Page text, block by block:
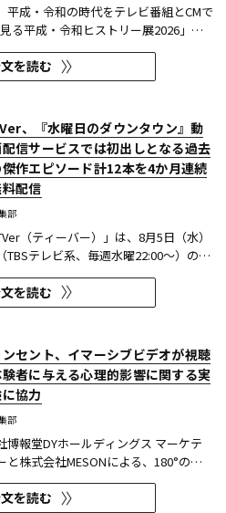
成・令和の時代をテレビ番組とCMで
る平成・令和ヒストリー展2026」を8
を読む
、『水曜日のダウンタウン』動
信サービスでは初出しとなる過去
作エピソード計12本を4か月連続
配信
部
（ティーバー）」は、8月5日（水）
テレビ系、毎週水曜22:00～）の過
12本を4か月にわたり配信する。本エ
信されるのは今回が初めてとなる。
TVerはすべて無料で見放題となっている。 『水曜日のダウンタウン...
を読む
セント、イマーシブビデオが視聴
者に与える心理的影響に関する実
協力
部
報堂DYホールディングス マーケテ
株式会社MESONによる、180°の視
マーシブビデオ）を実験刺激に用い
リント論文が2026年6月8日にarXivで
を読む